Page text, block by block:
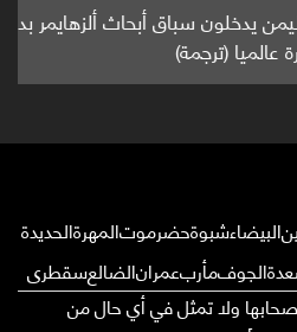
أبحاث ألزهايمر بدراسة
البيضاءشبوةحضرموتالمهرةالحديدة
الجوفمأربعمرانالضالعسقطرى
أصحابها ولا تمثل في أي حال من